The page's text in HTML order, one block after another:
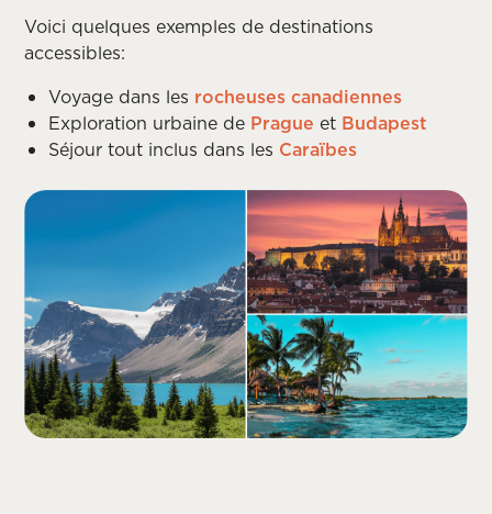
Voici quelques exemples de destinations
accessibles:
Voyage dans les rocheuses canadiennes
Exploration urbaine de Prague et Budapest
Séjour tout inclus dans les Caraïbes